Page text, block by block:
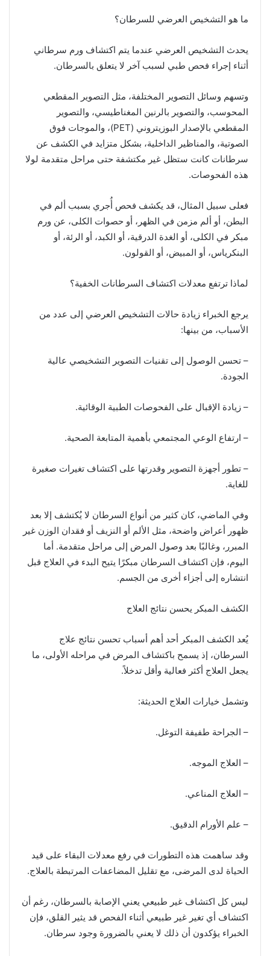
ما هو التشخيص العرضي للسرطان؟
يحدث التشخيص العرضي عندما يتم اكتشاف ورم سرطاني
أثناء إجراء فحص طبي لسبب آخر لا يتعلق بالسرطان.
وتسهم وسائل التصوير المختلفة، مثل التصوير المقطعي
المحوسب، والتصوير بالرنين المغناطيسي، والتصوير
المقطعي بالإصدار البوزيتروني (PET)، والموجات فوق
الصوتية، والمناظير الداخلية، بشكل متزايد في الكشف عن
سرطانات كانت ستظل غير مكتشفة حتى مراحل متقدمة لولا
هذه الفحوصات.
فعلى سبيل المثال، قد يكشف فحص أُجري بسبب ألم في
البطن، أو ألم مزمن في الظهر، أو حصوات الكلى، عن ورم
مبكر في الكلى، أو الغدة الدرقية، أو الكبد، أو الرئة، أو
البنكرياس، أو المبيض، أو القولون.
لماذا ترتفع معدلات اكتشاف السرطانات الخفية؟
يرجع الخبراء زيادة حالات التشخيص العرضي إلى عدد من
الأسباب، من بينها:
– تحسن الوصول إلى تقنيات التصوير التشخيصي عالية
الجودة.
– زيادة الإقبال على الفحوصات الطبية الوقائية.
– ارتفاع الوعي المجتمعي بأهمية المتابعة الصحية.
– تطور أجهزة التصوير وقدرتها على اكتشاف تغيرات صغيرة
للغاية.
وفي الماضي، كان كثير من أنواع السرطان لا يُكتشف إلا بعد
ظهور أعراض واضحة، مثل الألم أو النزيف أو فقدان الوزن غير
المبرر، وغالبًا بعد وصول المرض إلى مراحل متقدمة. أما
اليوم، فإن اكتشاف السرطان مبكرًا يتيح البدء في العلاج قبل
انتشاره إلى أجزاء أخرى من الجسم.
الكشف المبكر يحسن نتائج العلاج
يُعد الكشف المبكر أحد أهم أسباب تحسن نتائج علاج
السرطان، إذ يسمح باكتشاف المرض في مراحله الأولى، ما
يجعل العلاج أكثر فعالية وأقل تدخلاً.
وتشمل خيارات العلاج الحديثة:
– الجراحة طفيفة التوغل.
– العلاج الموجه.
– العلاج المناعي.
– علم الأورام الدقيق.
وقد ساهمت هذه التطورات في رفع معدلات البقاء على قيد
الحياة لدى المرضى، مع تقليل المضاعفات المرتبطة بالعلاج.
ليس كل اكتشاف غير طبيعي يعني الإصابة بالسرطان، رغم أن
اكتشاف أي تغير غير طبيعي أثناء الفحص قد يثير القلق، فإن
الخبراء يؤكدون أن ذلك لا يعني بالضرورة وجود سرطان.